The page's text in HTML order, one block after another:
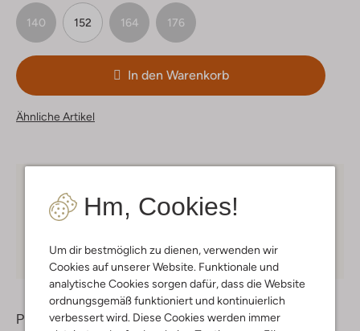
Hm, Cookies!
Um dir bestmöglich zu dienen, verwenden wir
Cookies auf unserer Website. Funktionale und
analytische Cookies sorgen dafür, dass die Website
ordnungsgemäß funktioniert und kontinuierlich
verbessert wird. Diese Cookies werden immer
140 152 164 176
In den Warenkorb
Ähnliche Artikel
Kostenloser Versand
Mitglieder in Deutschland
Produktinformation